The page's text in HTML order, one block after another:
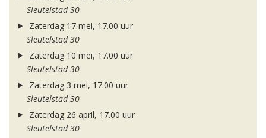
Sleutelstad 30
Zaterdag 17 mei, 17.00 uur
Sleutelstad 30
Zaterdag 10 mei, 17.00 uur
Sleutelstad 30
Zaterdag 3 mei, 17.00 uur
Sleutelstad 30
Zaterdag 26 april, 17.00 uur
Sleutelstad 30